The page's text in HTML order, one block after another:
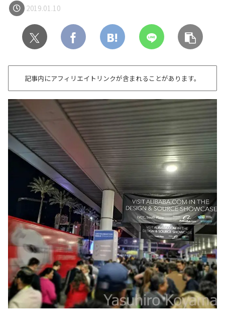
2019.01.10
記事内にアフィリエイトリンクが含まれることがあります。